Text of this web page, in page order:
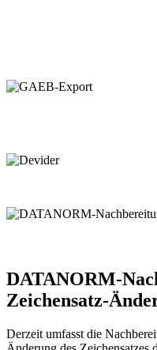
DATANORM-
Zeichensatz-
Derzeit umfasst die